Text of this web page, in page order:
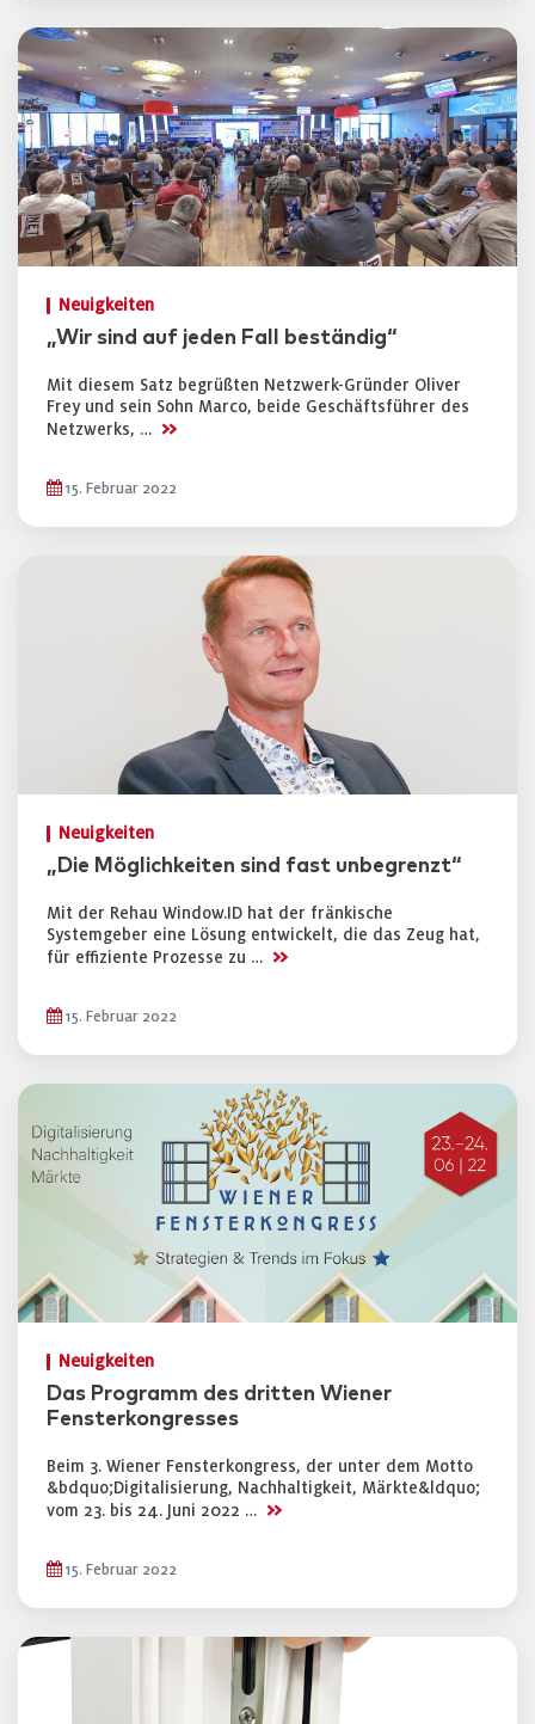
Neuigkeiten
„Wir sind auf jeden Fall beständig“
Mit diesem Satz begrüßten Netzwerk-Gründer Oliver
Frey und sein Sohn Marco, beide Geschäftsführer des
Netzwerks, … >>
15. Februar 2022
Neuigkeiten
„Die Möglichkeiten sind fast unbegrenzt“
Mit der Rehau Window.ID hat der fränkische
Systemgeber eine Lösung entwickelt, die das Zeug hat,
für effiziente Prozesse zu … >>
15. Februar 2022
Neuigkeiten
Das Programm des dritten Wiener
Fensterkongresses
Beim 3. Wiener Fensterkongress, der unter dem Motto
&bdquo;Digitalisierung, Nachhaltigkeit, Märkte&ldquo;
vom 23. bis 24. Juni 2022 … >>
15. Februar 2022